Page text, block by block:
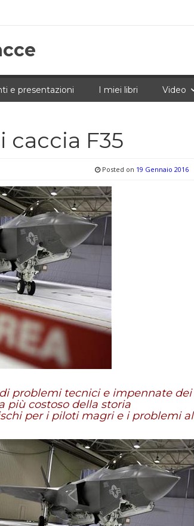
e presentazioni I miei libri Video
caccia F35
Posted on 19 Gennaio 2016
problemi tecnici e impennate dei
più costoso della storia
per i piloti magri e i problemi al